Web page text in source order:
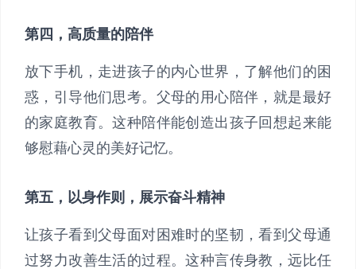
第四，高质量的陪伴
放下手机，走进孩子的内心世界，了解他们的困
惑，引导他们思考。父母的用心陪伴，就是最好
的家庭教育。这种陪伴能创造出孩子回想起来能
够慰藉心灵的美好记忆。
第五，以身作则，展示奋斗精神
让孩子看到父母面对困难时的坚韧，看到父母通
过努力改善生活的过程。这种言传身教，远比任